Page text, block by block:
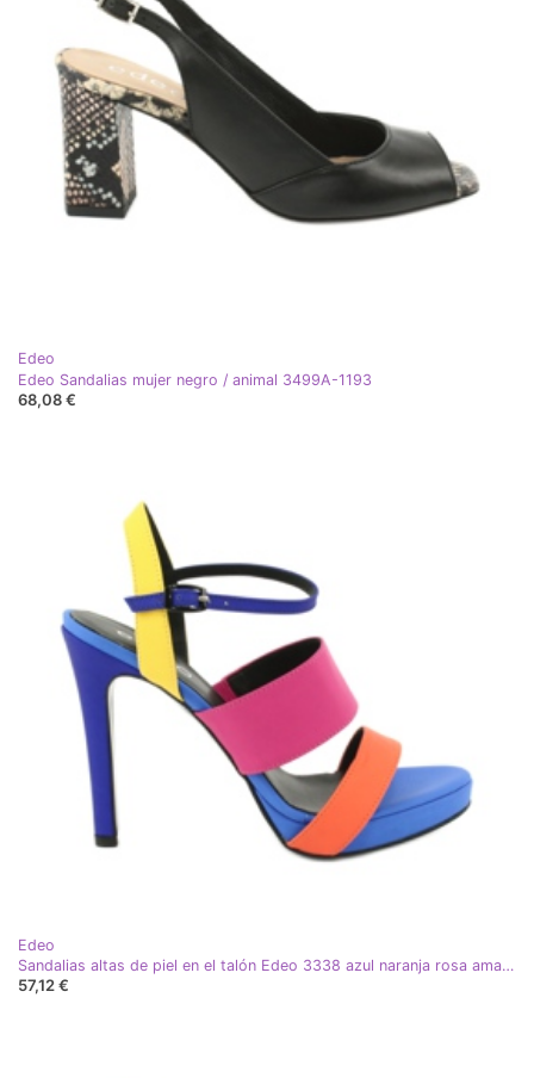
Edeo
Edeo Sandalias mujer negro / animal 3499A-1193
68,08 €
Edeo
Sandalias altas de piel en el talón Edeo 3338 azul naranja rosa amarillo
57,12 €